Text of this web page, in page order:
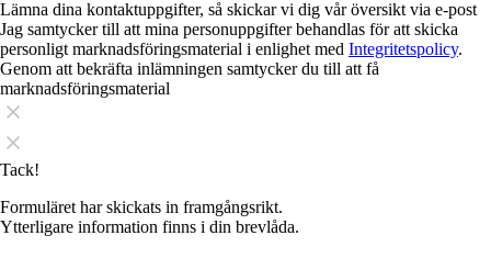
Lämna dina kontaktuppgifter, så skickar vi dig vår översikt via e-post
Jag samtycker till att mina personuppgifter behandlas för att skicka
personligt marknadsföringsmaterial i enlighet med Integritetspolicy.
Genom att bekräfta inlämningen samtycker du till att få
marknadsföringsmaterial
Tack!
Formuläret har skickats in framgångsrikt.
Ytterligare information finns i din brevlåda.